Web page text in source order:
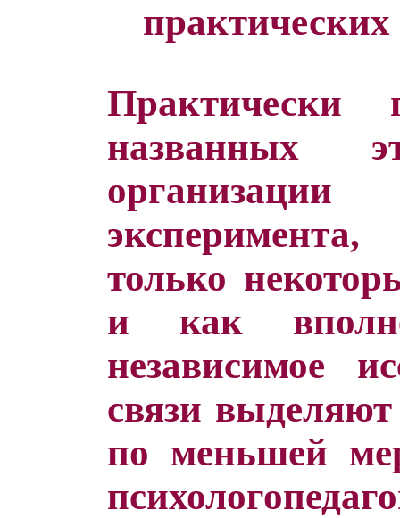
названных
только
и как вполне
независимое
связи
по меньшей